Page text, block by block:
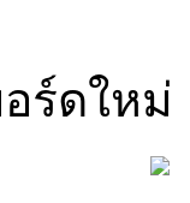
ร์ดใหม่